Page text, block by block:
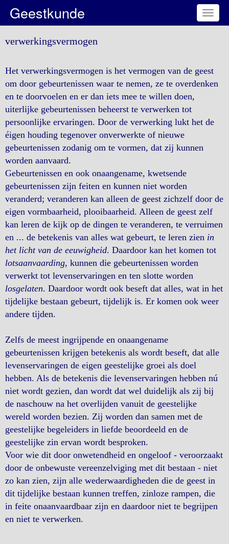
Toggle
Geestkunde
verwerkingsvermogen
Het verwerkingsvermogen is het vermogen van de geest
om door gebeurtenissen waar te nemen, ze te overdenken
en te doorvoelen en er dan iets mee te willen doen,
uiterlijke gebeurtenissen beheerst te verwerken tot
persoonlijke ervaringen. Door de verwerking lukt het de
éigen houding tegenover onverwerkte of nieuwe
gebeurtenissen zodanig om te vormen, dat zij kunnen
worden aanvaard.
Gebeurtenissen en ook onaangename, kwetsende
gebeurtenissen zijn feiten en kunnen niet worden
veranderd; veranderen kan alleen de geest zichzelf door de
eigen vormbaarheid, plooibaarheid. Alleen de geest zelf
kan leren de kijk op de dingen te veranderen, te verruimen
en ... de betekenis van alles wat gebeurt, te leren zien in
het licht van de eeuwigheid. Daardoor kan het komen tot
lotsaanvaarding, kunnen die gebeurtenissen worden
verwerkt tot levenservaringen en ten slotte worden
losgelaten. Daardoor wordt ook beseft dat alles, wat in het
tijdelijke bestaan gebeurt, tijdelijk is. Er komen ook weer
andere tijden.
Zelfs de meest ingrijpende en onaangename
gebeurtenissen krijgen betekenis als wordt beseft, dat alle
levenservaringen de eigen geestelijke groei als doel
hebben. Als de betekenis die levenservaringen hebben nú
niet wordt gezien, dan wordt dat wel duidelijk als zij bij
de naschouw na het overlijden vanuit de geestelijke
wereld worden bezien. Zij worden dan samen met de
geestelijke begeleiders in liefde beoordeeld en de
geestelijke zin ervan wordt besproken.
Voor wie dit door onwetendheid en ongeloof - veroorzaakt
door de onbewuste vereenzelviging met dit bestaan - niet
zo kan zien, zijn alle wederwaardigheden die de geest in
dit tijdelijke bestaan kunnen treffen, zinloze rampen, die
in feite onaanvaardbaar zijn en daardoor niet te begrijpen
en niet te verwerken.